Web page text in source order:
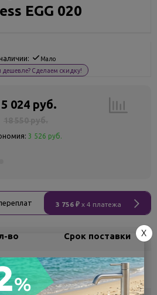
EGG 020
Мало
Сделаем скидку!
024 руб.
3 526 руб.
3 756 ₽ x 4 платежа
во Срок поставки
Самовывоз
сегодня
X